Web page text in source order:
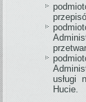
usługi
Hucie.